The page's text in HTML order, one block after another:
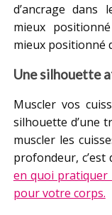
d’ancrage dans
mieux
mieux positionné
Une silhouette
Muscler vos
silhouette d’une
muscler les
profondeur, c’est
en quoi pratiquer
pour votre corps.